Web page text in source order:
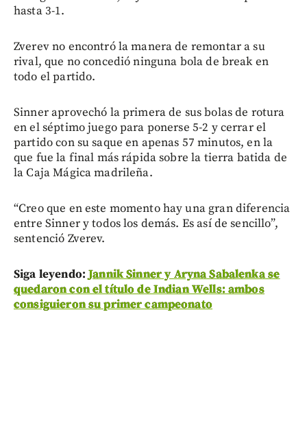
hasta 3-1.
Zverev no encontró la manera de remontar a su
rival, que no concedió ninguna bola de break en
todo el partido.
Sinner aprovechó la primera de sus bolas de rotura
en el séptimo juego para ponerse 5-2 y cerrar el
partido con su saque en apenas 57 minutos, en la
que fue la final más rápida sobre la tierra batida de
la Caja Mágica madrileña.
“Creo que en este momento hay una gran diferencia
entre Sinner y todos los demás. Es así de sencillo”,
sentenció Zverev.
Siga leyendo:Jannik Sinner y Aryna Sabalenka se
quedaron con el título de Indian Wells: ambos
consiguieron su primer campeonato